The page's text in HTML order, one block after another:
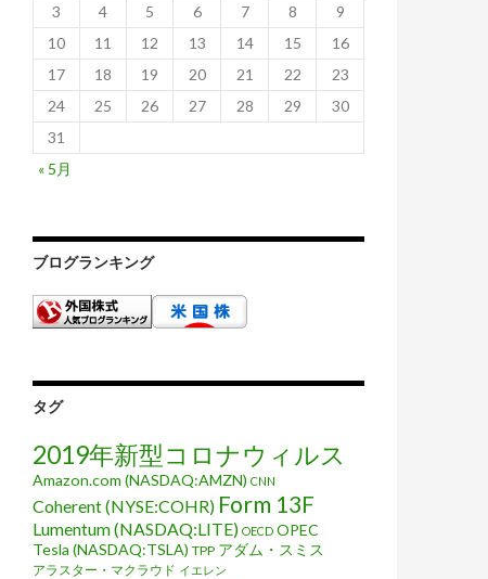
3
4 5 6 7 8
9
10
11 12 13 14 15
16
17
18 19 20 21 22
23
24
25 26 27 28 29
30
31
« 5月
ブログランキング
タグ
2019年新型コロナウィルス
Amazon.com (NASDAQ:AMZN) CNN
Coherent (NYSE:COHR) Form 13F
Lumentum (NASDAQ:LITE) OECD OPEC
Tesla (NASDAQ:TSLA) TPP アダム・スミス
アラスター・マクラウド イエレン